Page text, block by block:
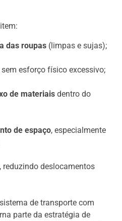
das roupas (limpas e sujas);
sem esforço físico excessivo;
de materiais dentro do
de espaço, especialmente
, reduzindo deslocamentos
de transporte com
parte da estratégia de